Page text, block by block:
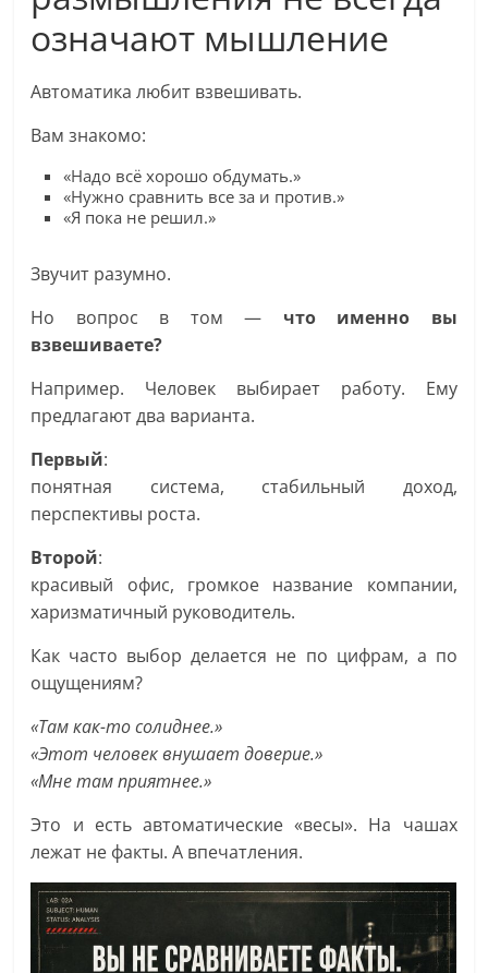
означают мышление
Автоматика любит взвешивать.
Вам знакомо:
«Надо всё хорошо обдумать.»
«Нужно сравнить все за и против.»
«Я пока не решил.»
Звучит разумно.
Но вопрос в том — что именно вы
взвешиваете?
Например. Человек выбирает работу. Ему
предлагают два варианта.
Первый:
понятная система, стабильный доход,
перспективы роста.
Второй:
красивый офис, громкое название компании,
харизматичный руководитель.
Как часто выбор делается не по цифрам, а по
ощущениям?
«Там как-то солиднее.»
«Этот человек внушает доверие.»
«Мне там приятнее.»
Это и есть автоматические «весы». На чашах
лежат не факты. А впечатления.